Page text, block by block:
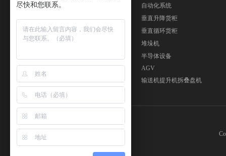
发展方向
资质证书
自动化系统
垂直升降货柜
垂直循环货柜
堆垛机
半导体设备
AGV
输送机提升机拆叠盘机
尽快和您联系。